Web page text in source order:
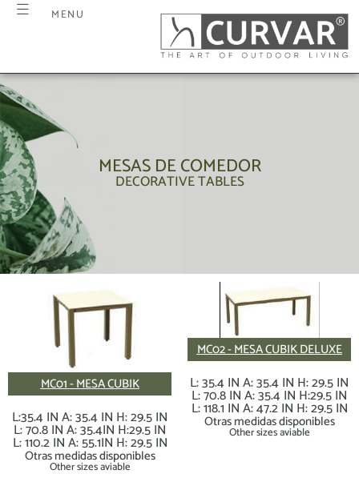
MENU
MESAS DE COMEDOR
DECORATIVE TABLES
MC01 - MESA CUBIK
L:35.4 IN A: 35.4 IN H: 29.5 IN
L: 70.8 IN A: 35.4IN H:29.5 IN
L: 110.2 IN A: 55.1IN H: 29.5 IN
Otras medidas disponibles
Other sizes aviable
MC02 - MESA CUBIK DELUXE
L: 35.4 IN A: 35.4 IN H: 29.5 IN
L: 70.8 IN A: 35.4 IN H:29.5 IN
L: 118.1 IN A: 47.2 IN H: 29.5 IN
Otras medidas disponibles
Other sizes aviable